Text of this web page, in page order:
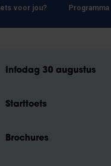
Iets voor jou? Programma
Infodag 30 augustus
Starttoets
Brochures